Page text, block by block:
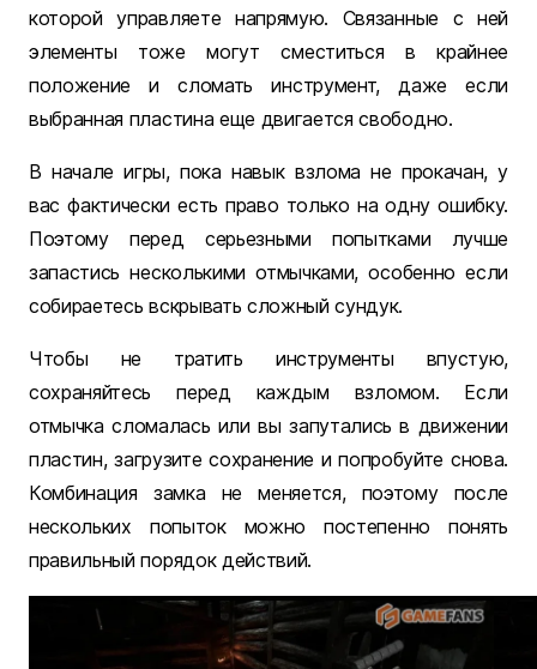
которой управляете напрямую. Связанные с ней
элементы тоже могут сместиться в крайнее
положение и сломать инструмент, даже если
выбранная пластина еще двигается свободно.
В начале игры, пока навык взлома не прокачан, у
вас фактически есть право только на одну ошибку.
Поэтому перед серьезными попытками лучше
запастись несколькими отмычками, особенно если
собираетесь вскрывать сложный сундук.
Чтобы не тратить инструменты впустую,
сохраняйтесь перед каждым взломом. Если
отмычка сломалась или вы запутались в движении
пластин, загрузите сохранение и попробуйте снова.
Комбинация замка не меняется, поэтому после
нескольких попыток можно постепенно понять
правильный порядок действий.